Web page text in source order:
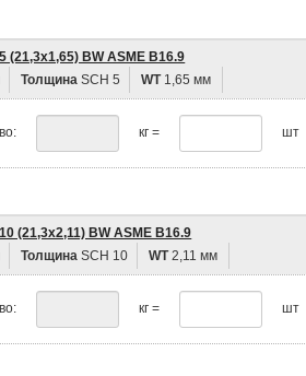
(21,3х1,65) BW ASME B16.9
Толщина SCH 5 WT1,65 мм
кг = шт
(21,3х2,11) BW ASME B16.9
Толщина SCH 10 WT2,11 мм
кг = шт